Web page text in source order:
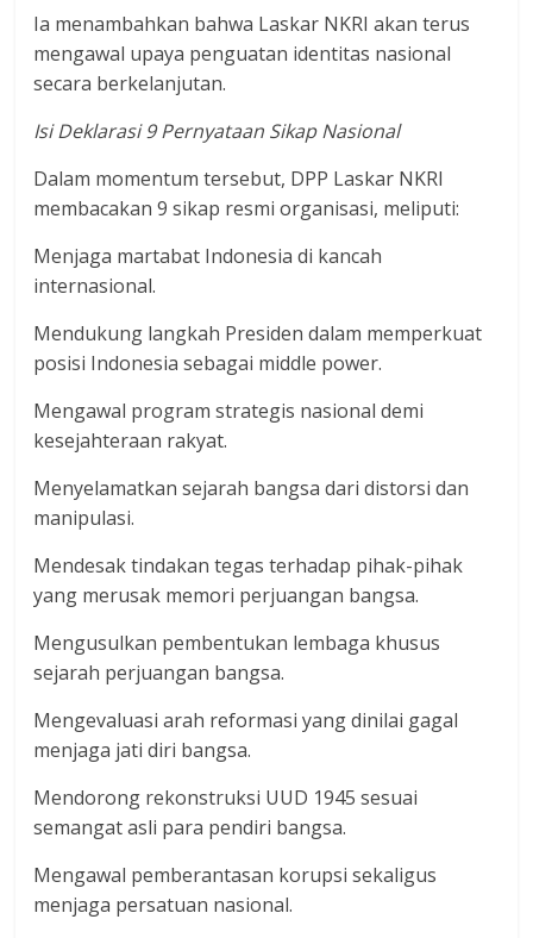
Ia menambahkan bahwa Laskar NKRI akan terus
mengawal upaya penguatan identitas nasional
secara berkelanjutan.
Isi Deklarasi 9 Pernyataan Sikap Nasional
Dalam momentum tersebut, DPP Laskar NKRI
membacakan 9 sikap resmi organisasi, meliputi:
Menjaga martabat Indonesia di kancah
internasional.
Mendukung langkah Presiden dalam memperkuat
posisi Indonesia sebagai middle power.
Mengawal program strategis nasional demi
kesejahteraan rakyat.
Menyelamatkan sejarah bangsa dari distorsi dan
manipulasi.
Mendesak tindakan tegas terhadap pihak-pihak
yang merusak memori perjuangan bangsa.
Mengusulkan pembentukan lembaga khusus
sejarah perjuangan bangsa.
Mengevaluasi arah reformasi yang dinilai gagal
menjaga jati diri bangsa.
Mendorong rekonstruksi UUD 1945 sesuai
semangat asli para pendiri bangsa.
Mengawal pemberantasan korupsi sekaligus
menjaga persatuan nasional.